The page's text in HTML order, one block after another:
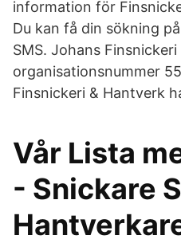
information för
Du kan få din sökning
SMS. Johans
organisationsnummer
Finsnickeri & Hantverk
Vår Lista
- Snickare